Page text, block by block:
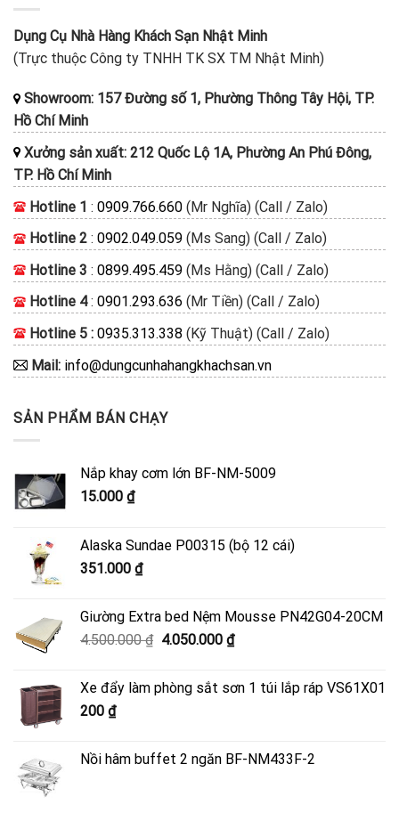
Dụng Cụ Nhà Hàng Khách Sạn Nhật Minh
(Trực thuộc Công ty TNHH TK SX TM Nhật Minh)
Showroom: 157 Đường số 1, Phường Thông Tây Hội, TP.
Hồ Chí Minh
Xưởng sản xuất: 212 Quốc Lộ 1A, Phường An Phú Đông,
TP. Hồ Chí Minh
Hotline 1 : 0909.766.660 (Mr Nghĩa) (Call / Zalo)
Hotline 2 : 0902.049.059 (Ms Sang) (Call / Zalo)
Hotline 3 : 0899.495.459 (Ms Hằng) (Call / Zalo)
Hotline 4: 0901.293.636 (Mr Tiền) (Call / Zalo)
Hotline 5 : 0935.313.338 (Kỹ Thuật) (Call / Zalo)
Mail: info@dungcunhahangkhachsan.vn
SẢN PHẨM BÁN CHẠY
Nắp khay cơm lớn BF-NM-5009
15.000 ₫
Alaska Sundae P00315 (bộ 12 cái)
351.000 ₫
Giường Extra bed Nệm Mousse PN42G04-20CM
4.500.000₫ Giá
4.500.000 ₫.
4.050.000 ₫Giá
là:
Xe đẩy làm phòng sắt sơn 1 túi lắp ráp VS61X01
200 ₫
Nồi hâm buffet 2 ngăn BF-NM433F-2